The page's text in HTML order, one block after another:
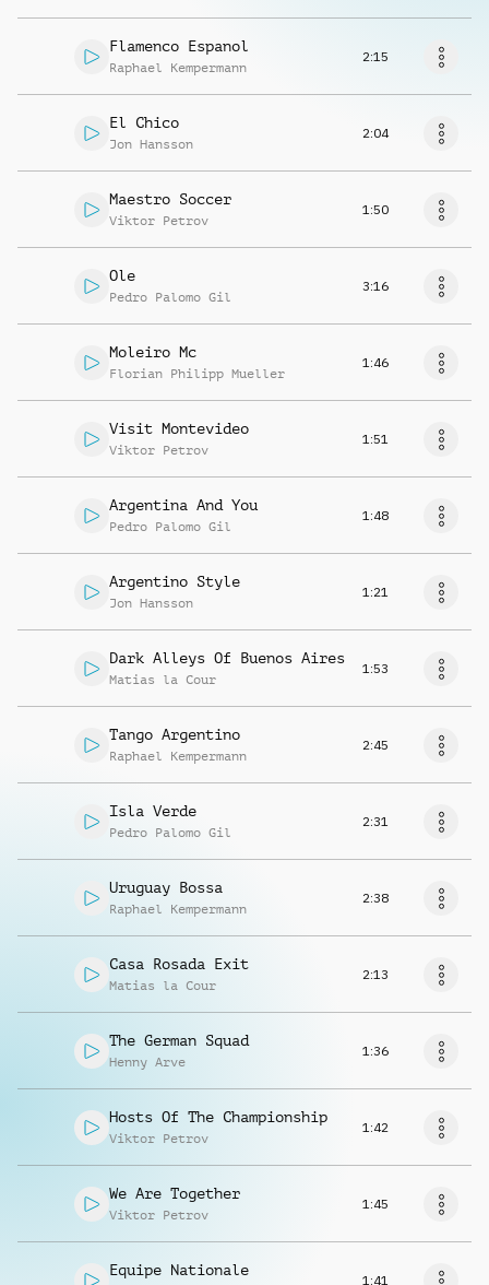
Flamenco Espanol
Raphael Kempermann
2:15
El Chico
Jon Hansson
2:04
Maestro Soccer
Viktor Petrov
1:50
Ole
Pedro Palomo Gil
3:16
Moleiro Mc
Florian Philipp Mueller
1:46
Visit Montevideo
Viktor Petrov
1:51
Argentina And You
Pedro Palomo Gil
1:48
Argentino Style
Jon Hansson
1:21
Dark Alleys Of Buenos Aires
Matias la Cour
1:53
Tango Argentino
Raphael Kempermann
2:45
Isla Verde
Pedro Palomo Gil
2:31
Uruguay Bossa
Raphael Kempermann
2:38
Casa Rosada Exit
Matias la Cour
2:13
The German Squad
Henny Arve
1:36
Hosts Of The Championship
Viktor Petrov
1:42
We Are Together
Viktor Petrov
1:45
Equipe Nationale
1:41